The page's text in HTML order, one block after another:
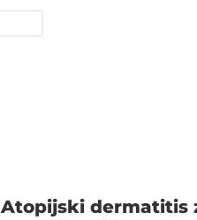
Atopijski dermatitis